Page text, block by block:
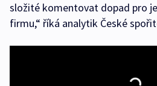
složité komentovat dopad pro
firmu,“ říká analytik České